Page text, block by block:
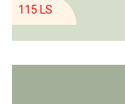
115 LS